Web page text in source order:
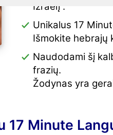
Izraelį“.
Unikalus 17
Išmokite hebrajų
Naudodami šį
frazių.
Žodynas yra
17 Minute